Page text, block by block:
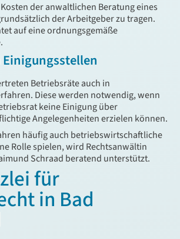
der anwaltlichen Beratung eines
der Arbeitgeber zu tragen.
auf eine ordnungsgemäße
Betriebsräte auch in
Diese werden notwendig, wenn
keine Einigung über
Angelegenheiten erzielen können.
häufig auch betriebswirtschaftliche
Rolle spielen, wird Rechtsanwältin
Schraad beratend unterstützt.
für
in Bad